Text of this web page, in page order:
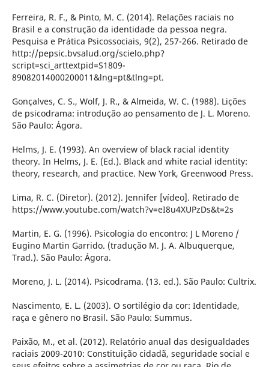
Ferreira, R. F., & Pinto, M. C. (2014). Relações raciais no
Brasil e a construção da identidade da pessoa negra.
Pesquisa e Prática Psicossociais, 9(2), 257-266. Retirado de
http://pepsic.bvsalud.org/scielo.php?
script=sci_arttextpid=S1809-
89082014000200011&lng=pt&tlng=pt.
Gonçalves, C. S., Wolf, J. R., & Almeida, W. C. (1988). Lições
de psicodrama: introdução ao pensamento de J. L. Moreno.
São Paulo: Ágora.
Helms, J. E. (1993). An overview of black racial identity
theory. In Helms, J. E. (Ed.). Black and white racial identity:
theory, research, and practice. New York, Greenwood Press.
Lima, R. C. (Diretor). (2012). Jennifer [vídeo]. Retirado de
https://www.youtube.com/watch?v=eI8u4XUPzDs&t=2s
Martin, E. G. (1996). Psicologia do encontro: J L Moreno /
Eugino Martin Garrido. (tradução M. J. A. Albuquerque,
Trad.). São Paulo: Ágora.
Moreno, J. L. (2014). Psicodrama. (13. ed.). São Paulo: Cultrix.
Nascimento, E. L. (2003). O sortilégio da cor: Identidade,
raça e gênero no Brasil. São Paulo: Summus.
Paixão, M., et al. (2012). Relatório anual das desigualdades
raciais 2009-2010: Constituição cidadã, seguridade social e